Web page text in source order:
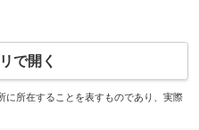
で開く
所在することを表すものであり、実際